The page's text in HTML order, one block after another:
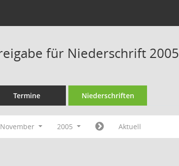
für Niederschrift 2005
Termine Niederschriften
November 2005 Aktuell